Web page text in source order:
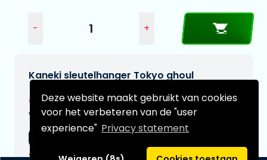
Deze website maakt gebruikt van cookies
voor het verbeteren van de "user
experience" Privacy statement
Kaneki sleutelhanger Tokyo ghoul
€4,50
Verwachtte leverdatum:
14-08-2026
- +